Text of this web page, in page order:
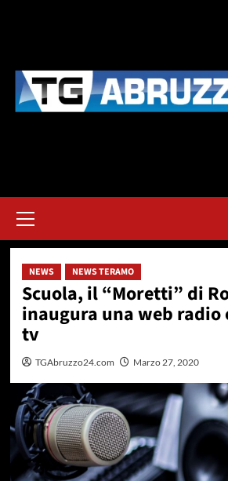
principale
NEWS NEWS TERAMO
Scuola, il “Moretti” di
inaugura una web radio
tv
TGAbruzzo24.com Marzo 27, 2020